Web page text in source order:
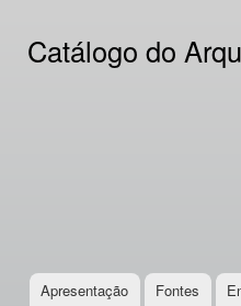
Catálogo do
Apresentação Fontes